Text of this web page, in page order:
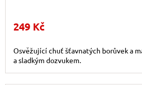
249 Kč
Osvěžující chuť šťavnatých borůvek a
a sladkým dozvukem.